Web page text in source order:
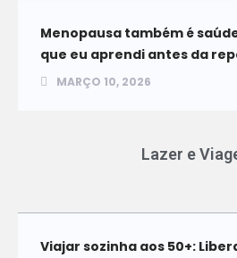
Menopausa também é
que eu aprendi antes da
MARÇO 10, 2026
Lazer e
Viajar sozinha aos 50+: